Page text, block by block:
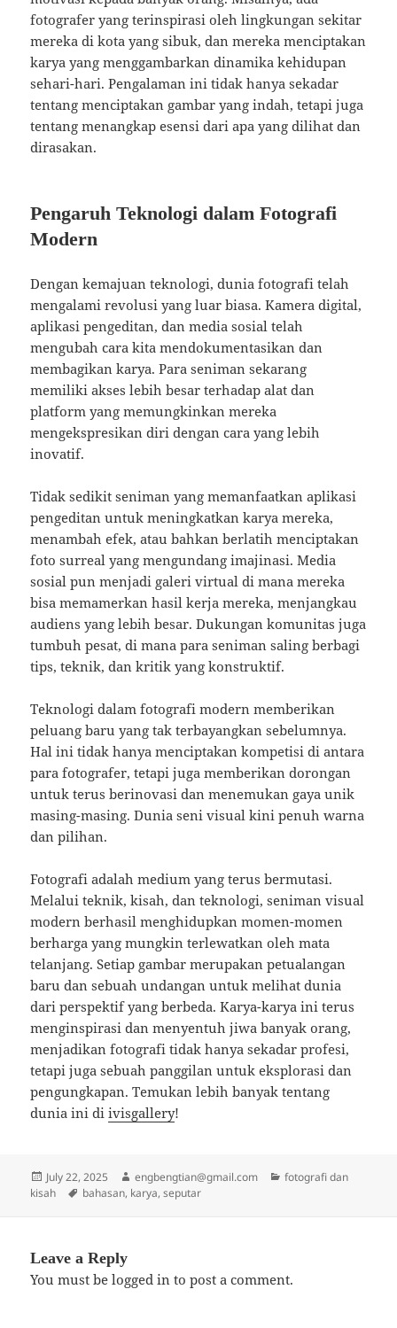
fotografer yang terinspirasi oleh lingkungan sekitar
mereka di kota yang sibuk, dan mereka menciptakan
karya yang menggambarkan dinamika kehidupan
sehari-hari. Pengalaman ini tidak hanya sekadar
tentang menciptakan gambar yang indah, tetapi juga
tentang menangkap esensi dari apa yang dilihat dan
dirasakan.
Pengaruh Teknologi dalam Fotografi
Modern
Dengan kemajuan teknologi, dunia fotografi telah
mengalami revolusi yang luar biasa. Kamera digital,
aplikasi pengeditan, dan media sosial telah
mengubah cara kita mendokumentasikan dan
membagikan karya. Para seniman sekarang
memiliki akses lebih besar terhadap alat dan
platform yang memungkinkan mereka
mengekspresikan diri dengan cara yang lebih
inovatif.
Tidak sedikit seniman yang memanfaatkan aplikasi
pengeditan untuk meningkatkan karya mereka,
menambah efek, atau bahkan berlatih menciptakan
foto surreal yang mengundang imajinasi. Media
sosial pun menjadi galeri virtual di mana mereka
bisa memamerkan hasil kerja mereka, menjangkau
audiens yang lebih besar. Dukungan komunitas juga
tumbuh pesat, di mana para seniman saling berbagi
tips, teknik, dan kritik yang konstruktif.
Teknologi dalam fotografi modern memberikan
peluang baru yang tak terbayangkan sebelumnya.
Hal ini tidak hanya menciptakan kompetisi di antara
para fotografer, tetapi juga memberikan dorongan
untuk terus berinovasi dan menemukan gaya unik
masing-masing. Dunia seni visual kini penuh warna
dan pilihan.
Fotografi adalah medium yang terus bermutasi.
Melalui teknik, kisah, dan teknologi, seniman visual
modern berhasil menghidupkan momen-momen
berharga yang mungkin terlewatkan oleh mata
telanjang. Setiap gambar merupakan petualangan
baru dan sebuah undangan untuk melihat dunia
dari perspektif yang berbeda. Karya-karya ini terus
menginspirasi dan menyentuh jiwa banyak orang,
menjadikan fotografi tidak hanya sekadar profesi,
tetapi juga sebuah panggilan untuk eksplorasi dan
pengungkapan. Temukan lebih banyak tentang
dunia ini diivisgallery!
Posted
on
July 22, 2025 Author
engbengtian@gmail.com Categories
fotografi dan
kisah
Tags
bahasan, karya,seputar
Leave a Reply
You must belogged in to post a comment.